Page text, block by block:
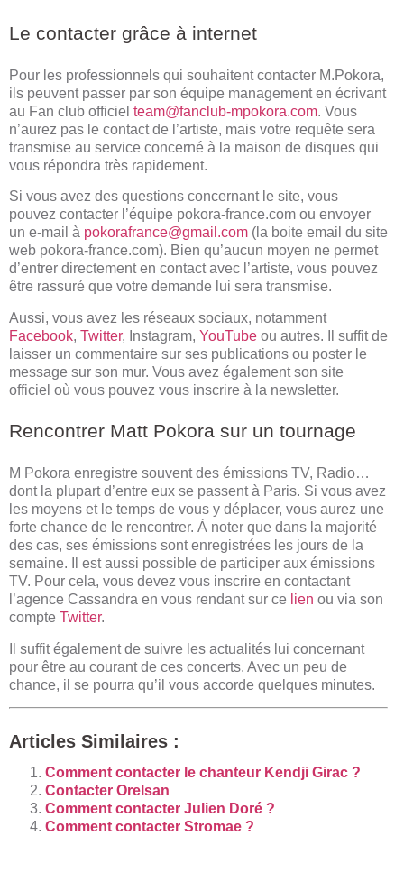
​Le contacter grâce à internet
Pour les professionnels qui souhaitent contacter M.Pokora,
ils peuvent passer par son équipe management en écrivant
au Fan club officiel team@fanclub-mpokora.com. Vous
n’aurez pas le contact de l’artiste, mais votre requête sera
transmise au service concerné à la maison de disques qui
vous répondra très rapidement.
Si vous avez des questions concernant le site, vous
pouvez contacter l’équipe pokora-france.com ou envoyer
un e-mail à pokorafrance@gmail.com (la boite email du site
web pokora-france.com). Bien qu’aucun moyen ne permet
d’entrer directement en contact avec l’artiste, vous pouvez
être rassuré que votre demande lui sera transmise.
Aussi, vous avez les réseaux sociaux, notamment
Facebook, Twitter, Instagram, YouTube ou autres. Il suffit de
laisser un commentaire sur ses publications ou poster le
message sur son mur. Vous avez également son site
officiel où vous pouvez vous inscrire à la newsletter.
Rencontrer Matt Pokora sur un tournage
M Pokora enregistre souvent des émissions TV, Radio…
dont la plupart d’entre eux se passent à Paris. Si vous avez
les moyens et le temps de vous y déplacer, vous aurez une
forte chance de le rencontrer. À noter que dans la majorité
des cas, ses émissions sont enregistrées les jours de la
semaine. Il est aussi possible de participer aux émissions
TV. Pour cela, vous devez vous inscrire en contactant
l’agence Cassandra en vous rendant sur ce lien ou via son
compte Twitter.
Il suffit également de suivre les actualités lui concernant
pour être au courant de ces concerts. Avec un peu de
chance, il se pourra qu’il vous accorde quelques minutes.
Articles Similaires :
Comment contacter le chanteur Kendji Girac ?
Contacter Orelsan
Comment contacter Julien Doré ?
Comment contacter Stromae ?